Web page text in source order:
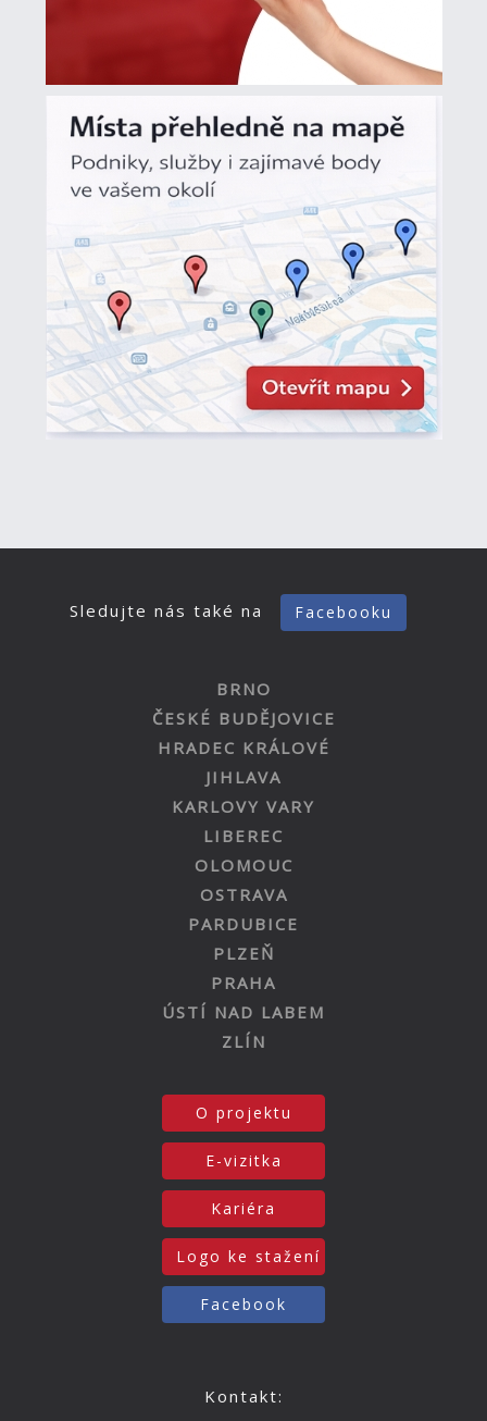
Sledujte nás také na Facebooku
BRNO
ČESKÉ BUDĚJOVICE
HRADEC KRÁLOVÉ
JIHLAVA
KARLOVY VARY
LIBEREC
OLOMOUC
OSTRAVA
PARDUBICE
PLZEŇ
PRAHA
ÚSTÍ NAD LABEM
ZLÍN
O projektu
E-vizitka
Kariéra
Logo ke stažení
Facebook
Kontakt: